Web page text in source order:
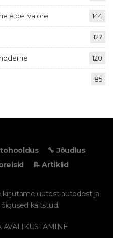
e del valore 144
127
120
85
🔧 Jõudlus
📝 Artiklid
kirjutame uutest autodest ja
kaitstud.
AVALIKUSTAMINE